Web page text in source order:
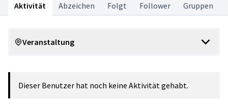
Aktivität Abzeichen Folgt Follower Gruppen
Veranstaltung
Dieser Benutzer hat noch keine Aktivität gehabt.